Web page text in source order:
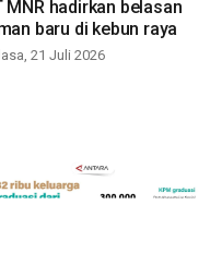
MNR hadirkan belasan
baru di kebun raya
21 Juli 2026